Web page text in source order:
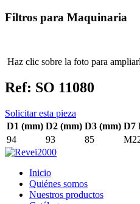
Filtros para Maquinaria
Haz clic sobre la foto para
Ref: SO 11080
Solicitar esta pieza
D1 (mm) D2 (mm) D3 (mm) D7
94
93 85
Inicio
Quiénes somos
Nuestros productos